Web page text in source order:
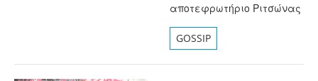
αποτεφρωτήριο Ριτσώνας
GOSSIP